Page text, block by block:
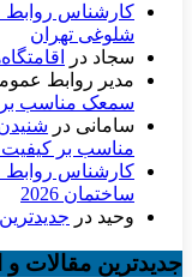
کارشناس
شلوغی تهران
سجاد در
مدیر روابط
سمعک مناسب بر
سامانی در
مناسب بر
کارشناس
ساختمان 2026
وحید در
جدیدترین مقالات و